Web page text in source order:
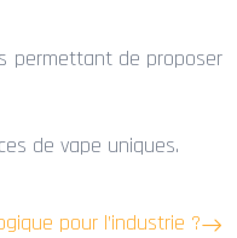
permettant de proposer
de vape uniques.
pour l’industrie ?